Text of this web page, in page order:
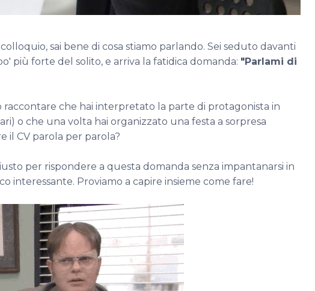
sai bene di cosa stiamo parlando. Sei seduto davanti
più forte del solito, e arriva la fatidica domanda: "Parlami di
raccontare che hai interpretato la parte di protagonista in
o che una volta hai organizzato una festa a sorpresa
il CV parola per parola?
per rispondere a questa domanda senza impantanarsi in
interessante. Proviamo a capire insieme come fare!